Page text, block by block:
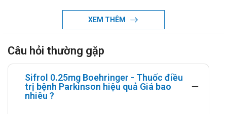
Điều trị bệnh parkinson:
Liều dùng tăng dần, liều khởi đầu là 0,375mg
dạng muối mỗi ngày, rồi tăng liều dần mỗi 5 - 7
ngày. Nếu bệnh nhân không gặp các tác dụng
phụ quá khó chịu, nên chỉnh liều dần cho đến khi
XEM THÊM
Câu hỏi thường gặp
Sifrol 0.25mg Boehringer - Thuốc điều
trị bệnh Parkinson hiệu quả Giá bao
nhiêu ?